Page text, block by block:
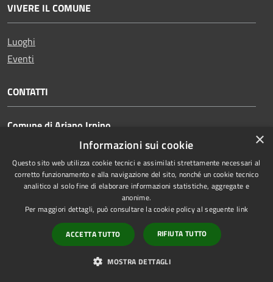
VIVERE IL COMUNE
Luoghi
Eventi
CONTATTI
Comune di Ariano Irpino
Piazza Plebiscito, 1, 83031 Ariano Irpino AV
Codice Fiscale:81000350645
Partita IVA:00281220640
Email:segretariogenerale@comunediariano.it
protocollo.arianoirpino@asmepec.it
Centralino Unico:0825 875100
×
Informazioni sui cookie
Questo sito web utilizza cookie tecnici e assimilati strettamente necessari al
corretto funzionamento e alla navigazione del sito, nonché un cookie tecnico
analitico al solo fine di elaborare informazioni statistiche, aggregate e
anonime.
Per maggiori dettagli, può consultare la cookie policy al seguente link
ACCETTA TUTTO RIFIUTA TUTTO
MOSTRA DETTAGLI